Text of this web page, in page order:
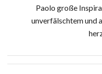
Paolo große
unverfälschtem und